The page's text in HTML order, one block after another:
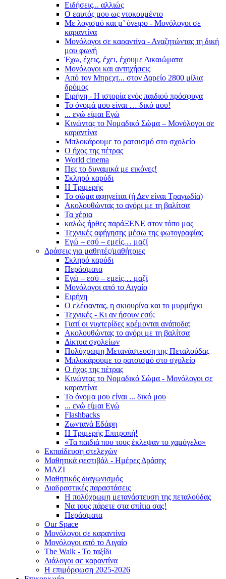
Ειδήσεις... αλλιώς
Ο εαυτός μου ως ντοκουμέντο
Με λογισμό και μ’ όνειρο - Μονόλογοι σε
καραντίνα
Μονόλογοι σε καραντίνα - Αναζητώντας τη δική
μου φωνή
Έχω, έχεις, έχει, έχουμε Δικαιώματα
Μονόλογοι και αντηχήσεις
Από τον Μπρεχτ... στον Δαρείο 2800 μίλια
δρόμος
Ειρήνη - Η ιστορία ενός παιδιού πρόσφυγα
Το όνομά μου είναι … δικό μου!
... εγώ είμαι Εγώ
Κινώντας το Νομαδικό Σώμα – Μονόλογοι σε
καραντίνα
Μπλοκάρουμε το ρατσισμό στο σχολείο
Ο ήχος της πέτρας
World cinema
Πες το δυναμικά με εικόνες!
Σκληρό καρύδι
Η Τριμερής
Το σώμα αφηγείται (ή Δεν είναι Τραγωδία)
Ακολουθώντας το αγόρι με τη βαλίτσα
Τα χέρια
καλώς ήρθες παράΞΕΝΕ στον τόπο μας
Τεχνικές αφήγησης μέσω της φωτογραφίας
Εγώ – εσύ – εμείς… μαζί
Δράσεις για μαθητές/μαθήτριες
Σκληρό καρύδι
Περάσματα
Εγώ – εσύ – εμείς… μαζί
Μονόλογοι από το Αιγαίο
Ειρήνη
Ο ελέφαντας, η σκιουρίνα και το μυρμήγκι
Τεχνικές - Κι αν ήσουν εσύ;
Γιατί οι νυχτερίδες κρέμονται ανάποδα;
Ακολουθώντας το αγόρι με τη βαλίτσα
Δίκτυα σχολείων
Πολύχρωμη Μετανάστευση της Πεταλούδας
Μπλοκάρουμε το ρατσισμό στο σχολείο
Ο ήχος της πέτρας
Κινώντας το Νομαδικό Σώμα - Μονόλογοι σε
καραντίνα
Το όνομα μου είναι ... δικό μου
... εγώ είμαι Εγώ
Flashbacks
Ζωντανά Εδάφη
Η Τριμερής Επιτροπή!
«Τα παιδιά που τους έκλεψαν το χαμόγελο»
Εκπαίδευση στελεχών
Μαθητικά φεστιβάλ - Ημέρες Δράσης
ΜΑΖΙ
Μαθητικός διαγωνισμός
Διαδραστικές παραστάσεις
Η πολύχρωμη μετανάστευση της πεταλούδας
Να τους πάρετε στα σπίτια σας!
Περάσματα
Our Space
Μονόλογοι σε καραντίνα
Μονόλογοι από το Αιγαίο
The Walk - Το ταξίδι
Διάλογοι σε καραντίνα
Η επιμόρφωση 2025-2026